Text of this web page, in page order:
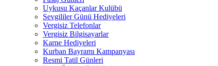
Uykusu Kaçanlar Kulübü
Sevgililer Günü Hediyeleri
Vergisiz Telefonlar
Vergisiz Bilgisayarlar
Karne Hediyeleri
Kurban Bayramı Kampanyası
Resmi Tatil Günleri